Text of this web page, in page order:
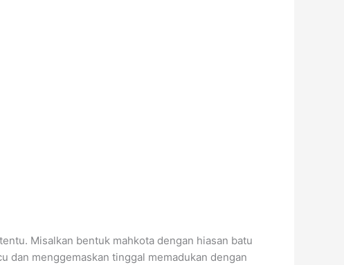
Misalkan bentuk mahkota dengan hiasan batu
dan menggemaskan tinggal memadukan dengan